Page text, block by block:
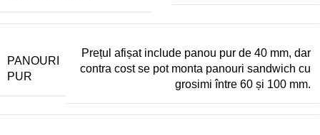
PANOURI
PUR
Prețul afișat include panou pur de 40 mm, dar
contra cost se pot monta panouri sandwich cu
grosimi între 60 și 100 mm.